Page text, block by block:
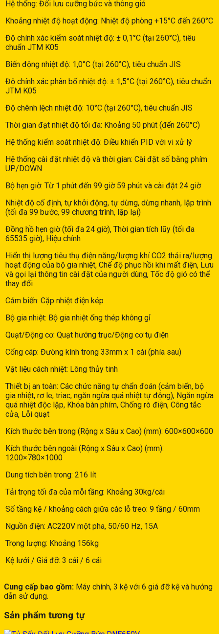
Hệ thống: Đối lưu cưỡng bức và thông gió
Khoảng nhiệt độ hoạt động: Nhiệt độ phòng +15°C đến 260°C
Độ chính xác kiểm soát nhiệt độ: ± 0,1°C (tại 260°C), tiêu
chuẩn JTM K05
Biến động nhiệt độ: 1,0°C (tại 260°C), tiêu chuẩn JIS
Độ chính xác phân bố nhiệt độ: ± 1,5°C (tại 260°C), tiêu chuẩn
JTM K05
Độ chênh lệch nhiệt độ: 10°C (tại 260°C), tiêu chuẩn JIS
Thời gian đạt nhiệt độ tối đa: Khoảng 50 phút (đến 260°C)
Hệ thống kiểm soát nhiệt độ: Điều khiển PID với vi xử lý
Hệ thống cài đặt nhiệt độ và thời gian: Cài đặt số bằng phím
UP/DOWN
Bộ hẹn giờ: Từ 1 phút đến 99 giờ 59 phút và cài đặt 24 giờ
Nhiệt độ cố định, tự khởi động, tự dừng, dừng nhanh, lập trình
(tối đa 99 bước, 99 chương trình, lặp lại)
Đồng hồ hẹn giờ (tối đa 24 giờ), Thời gian tích lũy (tối đa
65535 giờ), Hiệu chỉnh
Hiển thị lượng tiêu thụ điện năng/lượng khí CO2 thải ra/lượng
hoạt động của bộ gia nhiệt, Chế độ phục hồi khi mất điện, Lưu
và gọi lại thông tin cài đặt của người dùng, Tốc độ gió có thể
thay đổi
Cảm biến: Cặp nhiệt điện kép
Bộ gia nhiệt: Bộ gia nhiệt ống thép không gỉ
Quạt/Động cơ: Quạt hướng trục/Động cơ tụ điện
Cổng cáp: Đường kính trong 33mm x 1 cái (phía sau)
Vật liệu cách nhiệt: Lông thủy tinh
Thiết bị an toàn: Các chức năng tự chẩn đoán (cảm biến, bộ
gia nhiệt, rơ le, triac, ngăn ngừa quá nhiệt tự động), Ngăn ngừa
quá nhiệt độc lập, Khóa bàn phím, Chống rò điện, Công tắc
cửa, Lỗi quạt
Kích thước bên trong (Rộng x Sâu x Cao) (mm): 600×600×600
Kích thước bên ngoài (Rộng x Sâu x Cao) (mm):
1200×780×1000
Dung tích bên trong: 216 lít
Tải trọng tối đa của mỗi tầng: Khoảng 30kg/cái
Số tầng kệ / khoảng cách giữa các lỗ treo: 9 tầng / 60mm
Nguồn điện: AC220V một pha, 50/60 Hz, 15A
Trọng lượng: Khoảng 156kg
Kệ lưới / Giá đỡ: 3 cái / 6 cái
Cung cấp bao gồm: Máy chính, 3 kệ với 6 giá đỡ kệ và hướng
dẫn sử dụng.
Sản phẩm tương tự